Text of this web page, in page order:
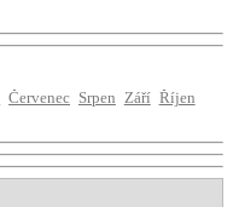
Červenec Srpen Září Říjen